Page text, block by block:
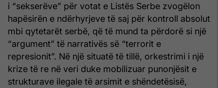
i “sekserëve” për votat e Listës Serbe zvogëlon
hapësirën e ndërhyrjeve të saj për kontroll absolut
mbi qytetarët serbë, që të mund ta përdorë si një
“argument” të narrativës së “terrorit e
represionit”. Në një situatë të tillë, orkestrimi i një
krize të re në veri duke mobilizuar punonjësit e
strukturave ilegale të arsimit e shëndetësisë,